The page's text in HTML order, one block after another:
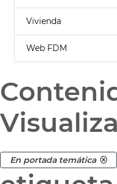
Vivienda
Web FDM
En portada temática